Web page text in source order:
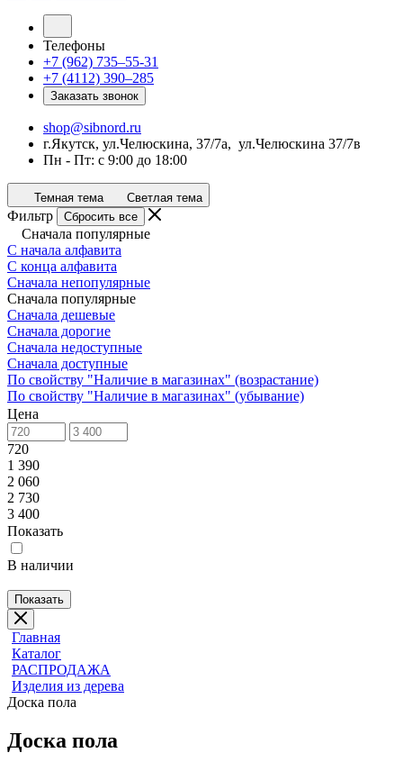
Телефоны
+7 (962) 735‒55-31
+7 (4112) 390‒285
Заказать звонок
shop@sibnord.ru
​г.Якутск, ул.Челюскина, 37/7а, ул.Челюскина 37/7в
Пн - Пт: с 9:00 до 18:00
Темная тема Светлая тема
Фильтр Сбросить все
Сначала популярные
С начала алфавита
С конца алфавита
Сначала непопулярные
Сначала популярные
Сначала дешевые
Сначала дорогие
Сначала недоступные
Сначала доступные
По свойству "Наличие в магазинах" (возрастание)
По свойству "Наличие в магазинах" (убывание)
Цена
720
1 390
2 060
2 730
3 400
Показать
В наличии
Показать
Главная
Каталог
РАСПРОДАЖА
Изделия из дерева
Доска пола
Доска пола